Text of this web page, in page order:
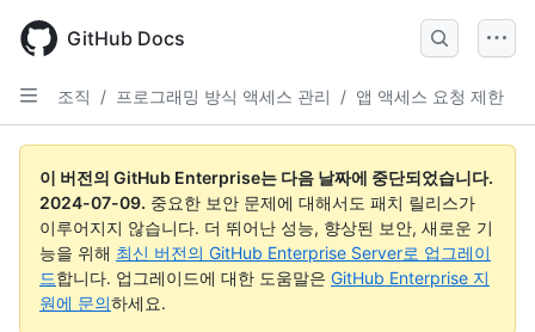
main
content
GitHub Docs
조직 / 프로그래밍 방식 액세스 관리 / 앱 액세스 요청 제한
이 버전의 GitHub Enterprise는 다음 날짜에 중단되었습니다.
2024-07-09. 중요한 보안 문제에 대해서도 패치 릴리스가
이루어지지 않습니다. 더 뛰어난 성능, 향상된 보안, 새로운 기
능을 위해 최신 버전의 GitHub Enterprise Server로 업그레이
드합니다. 업그레이드에 대한 도움말은 GitHub Enterprise 지
원에 문의하세요.